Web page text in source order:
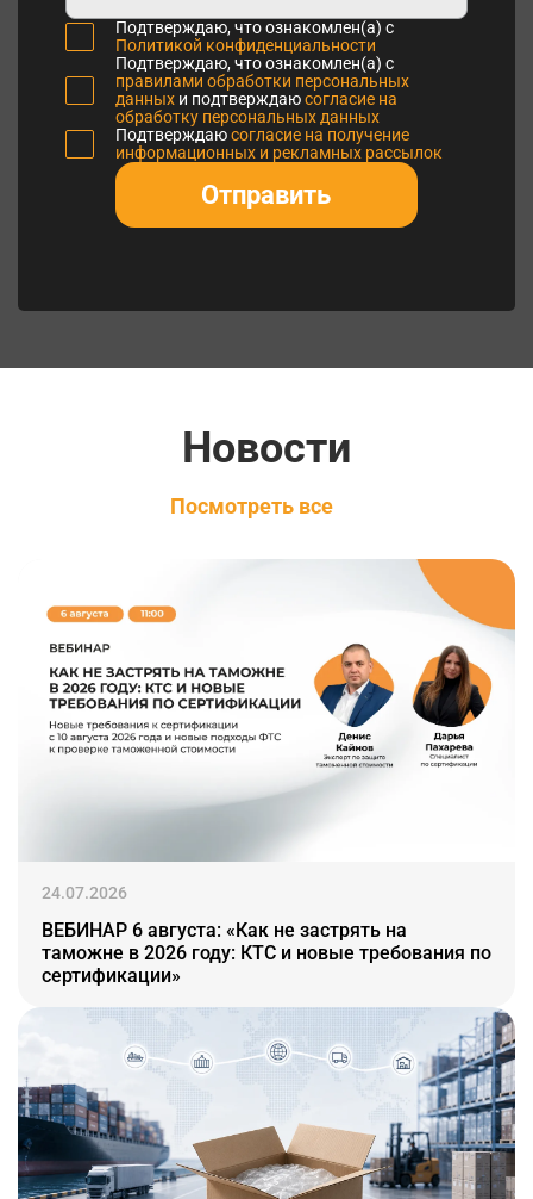
Подтверждаю, что ознакомлен(а) с
Политикой конфиденциальности
Подтверждаю, что ознакомлен(а) с
правилами обработки персональных
данных и подтверждаюсогласие на
обработку персональных данных
Подтверждаюсогласие на получение
информационных и рекламных рассылок
Отправить
Новости
Посмотреть все
24.07.2026
ВЕБИНАР 6 августа: «Как не застрять на
таможне в 2026 году: КТС и новые требования по
сертификации»